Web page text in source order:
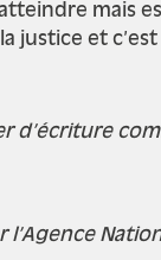
mais
justice et
d’écriture